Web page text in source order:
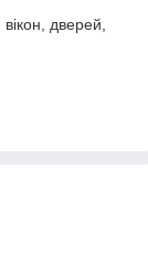
дверей,